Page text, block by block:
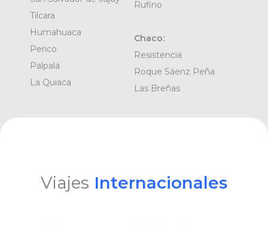
Tilcara
Humahuaca
Perico
Palpalá
La Quiaca
Rufino
Chaco:
Resistencia
Roque Sáenz Peña
Las Breñas
Viajes Internacionales